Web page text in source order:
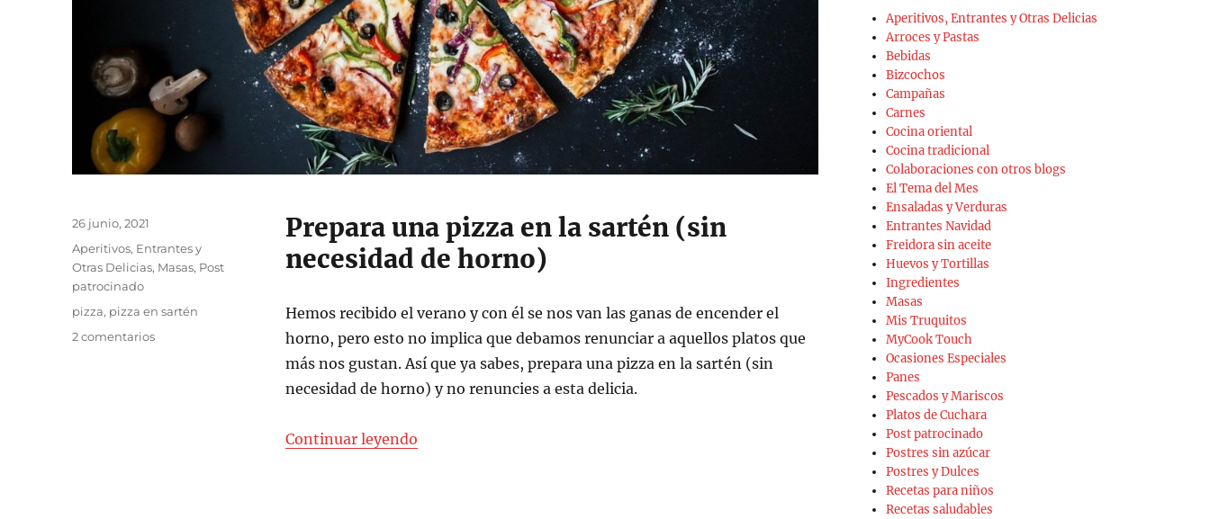
Prepara una pizza en la sartén (sin
necesidad de horno)
Hemos recibido el verano y con él se nos van las ganas de encender el
horno, pero esto no implica que debamos renunciar a aquellos platos que
más nos gustan. Así que ya sabes, prepara una pizza en la sartén (sin
necesidad de horno) y no renuncies a esta delicia.
Continuar leyendo«Prepara una pizza en la sartén (sin necesidad de horno)»
Publicado
26 junio, 2021
Categorías
Aperitivos, Entrantes y
Otras Delicias, Masas, Post
patrocinado
Etiquetas
pizza, pizza en sartén
2 comentariosen
Aperitivos, Entrantes y Otras Delicias
Arroces y Pastas
Bebidas
Bizcochos
Campañas
Carnes
Cocina oriental
Cocina tradicional
Colaboraciones con otros blogs
El Tema del Mes
Ensaladas y Verduras
Entrantes Navidad
Freidora sin aceite
Huevos y Tortillas
Ingredientes
Masas
Mis Truquitos
MyCook Touch
Ocasiones Especiales
Panes
Pescados y Mariscos
Platos de Cuchara
Post patrocinado
Postres sin azúcar
Postres y Dulces
Recetas para niños
Recetas saludables